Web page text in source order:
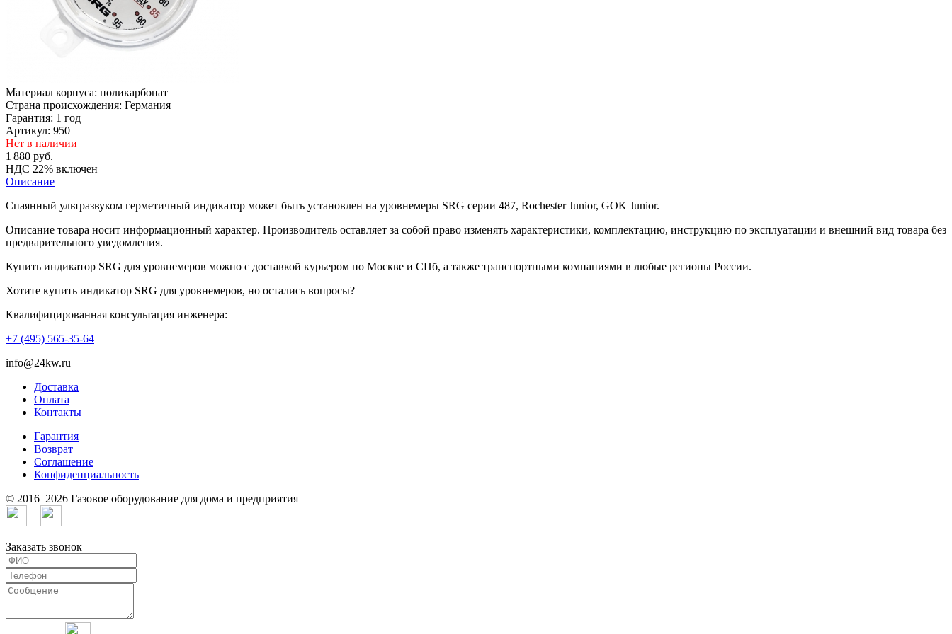
Материал корпуса: поликарбонат
Страна происхождения: Германия
Гарантия: 1 год
Артикул: 950
Нет в наличии
1 880 руб.
НДС 22% включен
Описание
Спаянный ультразвуком герметичный индикатор может быть установлен на уровнемеры SRG серии 487, Rochester Junior, GOK Junior.
Описание товара носит информационный характер. Производитель оставляет за собой право изменять характеристики, комплектацию, инструкцию по эксплуатации и внешний вид товара без
предварительного уведомления.
Купить индикатор SRG для уровнемеров можно с доставкой курьером по Москве и СПб, а также транспортными компаниями в любые регионы России.
Хотите купить индикатор SRG для уровнемеров, но остались вопросы?
Квалифицированная консультация инженера:
+7 (495) 565-35-64
info@24kw.ru
Доставка
Оплата
Контакты
Гарантия
Возврат
Cоглашение
Конфиденциальность
© 2016–2026 Газовое оборудование для дома и предприятия
Заказать звонок